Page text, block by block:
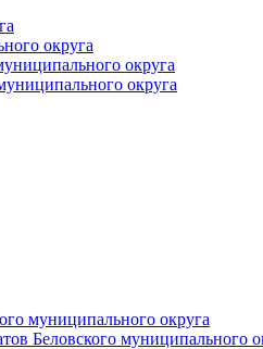
округа
округа
округа
муниципального округа
Беловского муниципального